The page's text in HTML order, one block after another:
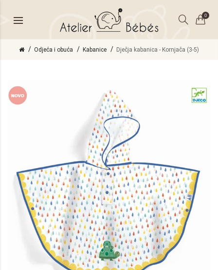
0
Odjeća i obuća Kabanice Dječja kabanica - Kornjača (3-5)